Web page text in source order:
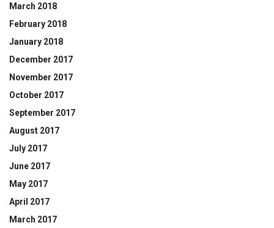
March 2018
February 2018
January 2018
December 2017
November 2017
October 2017
September 2017
August 2017
July 2017
June 2017
May 2017
April 2017
March 2017